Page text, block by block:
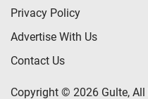
Privacy Policy
Advertise With Us
Contact Us
Copyright © 2026 Gulte, All